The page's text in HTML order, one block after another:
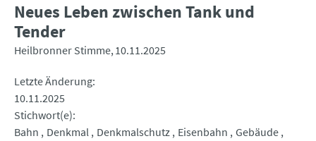
Neues Leben zwischen Tank und
Tender
Heilbronner Stimme 10.11.2025
Letzte Änderung
10.11.2025
Stichwort(e)
Bahn
Denkmal Denkmalschutz Eisenbahn Gebäude